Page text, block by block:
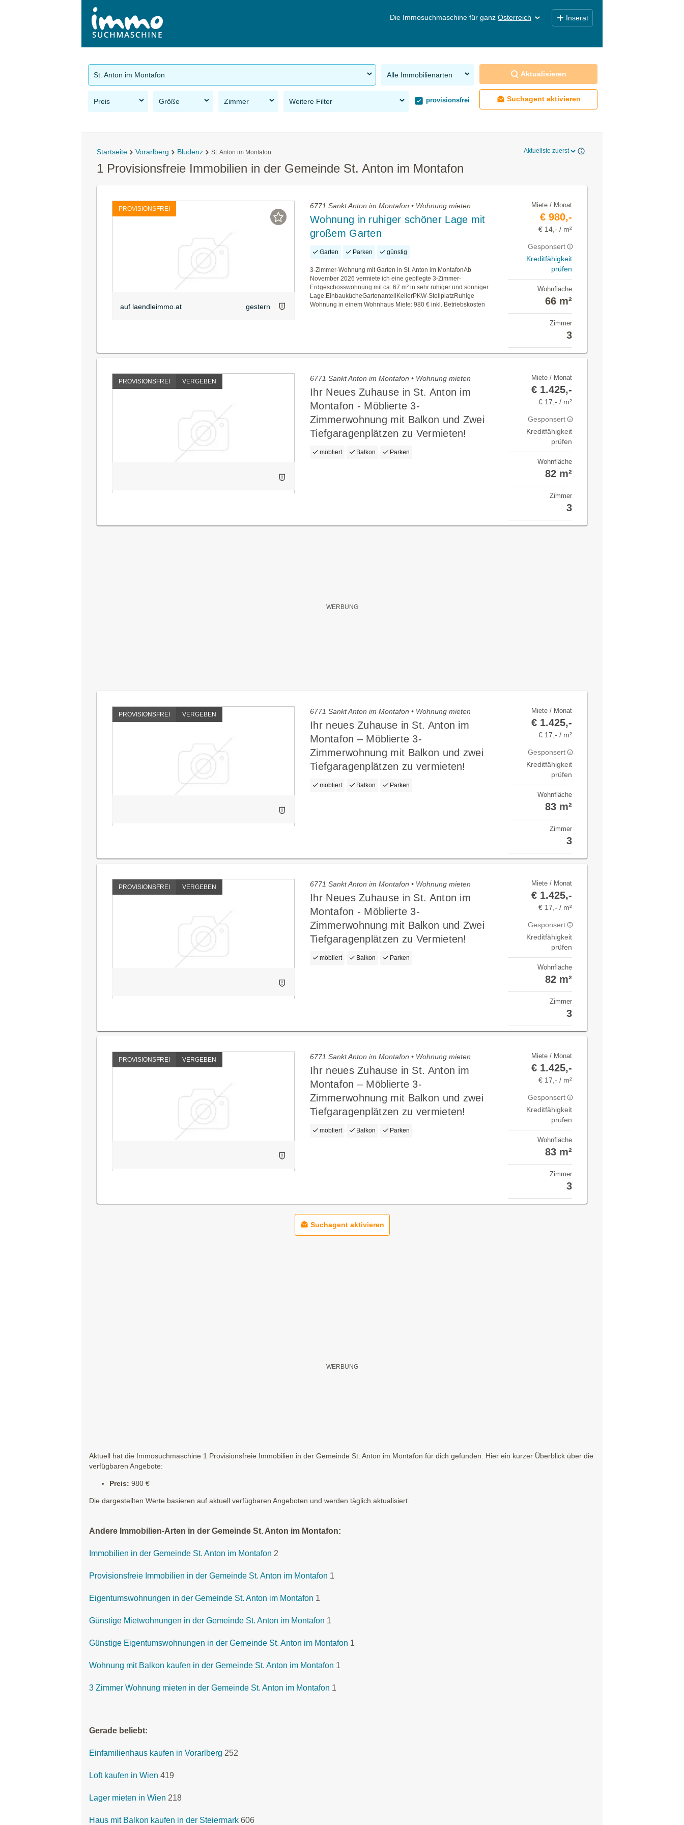
Die Immosuchmaschine für ganz Österreich Inserat
St. Anton im Montafon Alle Immobilienarten
Preis Größe Zimmer Weitere Filter provisionsfrei
Aktualisieren
Suchagent aktivieren
Startseite Vorarlberg Bludenz St. Anton im Montafon Aktuellste zuerst
1 Provisionsfreie Immobilien in der Gemeinde St. Anton im Montafon
PROVISIONSFREI
auf laendleimmo.at gestern
6771 Sankt Anton im Montafon • Wohnung mieten
Wohnung in ruhiger schöner Lage mit
großem Garten
Garten Parken günstig
3-Zimmer-Wohnung mit Garten in St. Anton im MontafonAb
November 2026 vermiete ich eine gepflegte 3-Zimmer-
Erdgeschosswohnung mit ca. 67 m² in sehr ruhiger und sonniger
Lage.EinbaukücheGartenanteilKellerPKW-StellplatzRuhige
Wohnung in einem Wohnhaus Miete: 980 € inkl. Betriebskosten
Miete / Monat
€ 980,-
€ 14,- / m²
Gesponsert
Kreditfähigkeit
prüfen
Wohnfläche
66 m²
Zimmer
3
PROVISIONSFREI VERGEBEN 6771 Sankt Anton im Montafon • Wohnung mieten
Ihr Neues Zuhause in St. Anton im
Montafon - Möblierte 3-
Zimmerwohnung mit Balkon und Zwei
Tiefgaragenplätzen zu Vermieten!
möbliert Balkon Parken
Miete / Monat
€ 1.425,-
€ 17,- / m²
Gesponsert
Kreditfähigkeit
prüfen
Wohnfläche
82 m²
Zimmer
3
PROVISIONSFREI VERGEBEN 6771 Sankt Anton im Montafon • Wohnung mieten
Ihr neues Zuhause in St. Anton im
Montafon – Möblierte 3-
Zimmerwohnung mit Balkon und zwei
Tiefgaragenplätzen zu vermieten!
möbliert Balkon Parken
Miete / Monat
€ 1.425,-
€ 17,- / m²
Gesponsert
Kreditfähigkeit
prüfen
Wohnfläche
83 m²
Zimmer
3
PROVISIONSFREI VERGEBEN 6771 Sankt Anton im Montafon • Wohnung mieten
Ihr Neues Zuhause in St. Anton im
Montafon - Möblierte 3-
Zimmerwohnung mit Balkon und Zwei
Tiefgaragenplätzen zu Vermieten!
möbliert Balkon Parken
Miete / Monat
€ 1.425,-
€ 17,- / m²
Gesponsert
Kreditfähigkeit
prüfen
Wohnfläche
82 m²
Zimmer
3
PROVISIONSFREI VERGEBEN 6771 Sankt Anton im Montafon • Wohnung mieten
Ihr neues Zuhause in St. Anton im
Montafon – Möblierte 3-
Zimmerwohnung mit Balkon und zwei
Tiefgaragenplätzen zu vermieten!
möbliert Balkon Parken
Miete / Monat
€ 1.425,-
€ 17,- / m²
Gesponsert
Kreditfähigkeit
prüfen
Wohnfläche
83 m²
Zimmer
3
Suchagent aktivieren
Aktuell hat die Immosuchmaschine 1 Provisionsfreie Immobilien in der Gemeinde St. Anton im Montafon für dich gefunden. Hier ein kurzer Überblick über die
verfügbaren Angebote:
Preis: 980 €
Die dargestellten Werte basieren auf aktuell verfügbaren Angeboten und werden täglich aktualisiert.
Andere Immobilien-Arten in der Gemeinde St. Anton im Montafon:
Immobilien in der Gemeinde St. Anton im Montafon 2
Provisionsfreie Immobilien in der Gemeinde St. Anton im Montafon 1
Eigentumswohnungen in der Gemeinde St. Anton im Montafon 1
Günstige Mietwohnungen in der Gemeinde St. Anton im Montafon 1
Günstige Eigentumswohnungen in der Gemeinde St. Anton im Montafon 1
Wohnung mit Balkon kaufen in der Gemeinde St. Anton im Montafon 1
3 Zimmer Wohnung mieten in der Gemeinde St. Anton im Montafon 1
Gerade beliebt:
Einfamilienhaus kaufen in Vorarlberg 252
Loft kaufen in Wien 419
Lager mieten in Wien 218
Haus mit Balkon kaufen in der Steiermark 606